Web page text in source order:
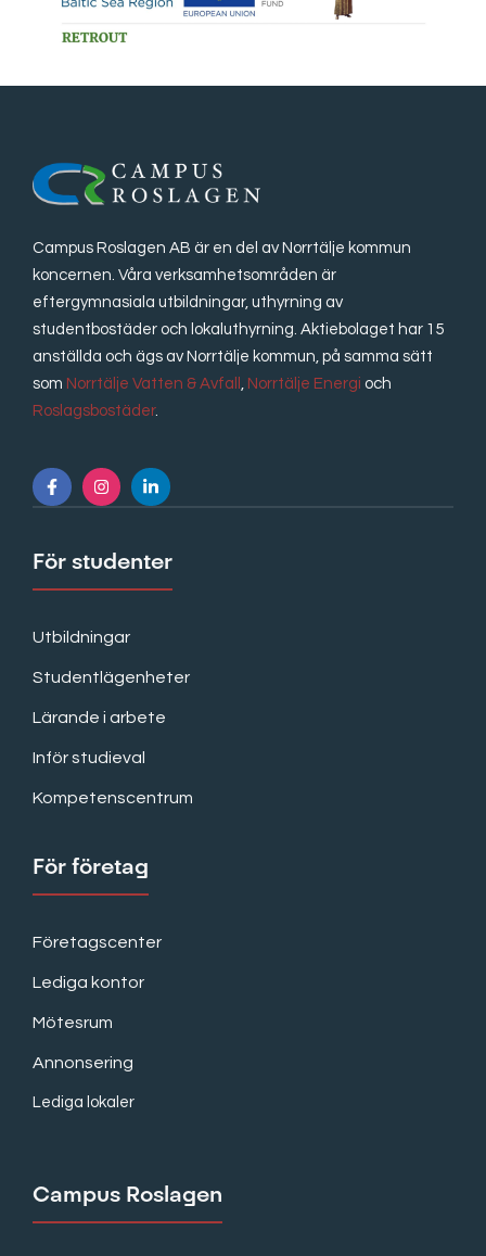
Campus Roslagen AB är en del av Norrtälje kommun
koncernen. Våra verksamhetsområden är
eftergymnasiala utbildningar, uthyrning av
studentbostäder och lokaluthyrning. Aktiebolaget har 15
anställda och ägs av Norrtälje kommun, på samma sätt
som Norrtälje Vatten & Avfall Norrtälje Energi och
Roslagsbostäder.
För studenter
Utbildningar
Studentlägenheter
Lärande i arbete
Inför studieval
Kompetenscentrum
För företag
Företagscenter
Lediga kontor
Mötesrum
Annonsering
Lediga lokaler
Campus Roslagen